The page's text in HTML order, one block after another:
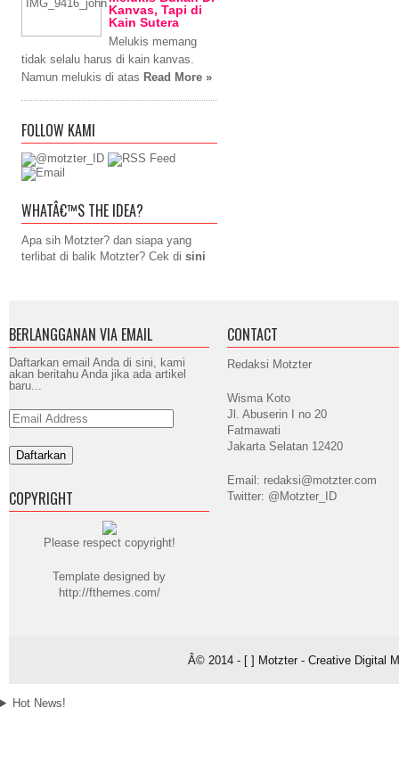
Kanvas, Tapi di
Kain Sutera
Melukis memang
tidak selalu harus di kain kanvas.
Namun melukis di atas Read More »
FOLLOW KAMI
WHATÂ€™S THE IDEA?
Apa sih Motzter? dan siapa yang
terlibat di balik Motzter? Cek di sini
BERLANGGANAN VIA EMAIL
Daftarkan email Anda di sini, kami
akan beritahu Anda jika ada artikel
baru...
Email
Address
COPYRIGHT
Please respect copyright!
Template designed by
http://fthemes.com/
CONTACT
Redaksi Motzter
Wisma Koto
Jl. Abuserin I no 20
Fatmawati
Jakarta Selatan 12420
Email: redaksi@motzter.com
Twitter: @Motzter_ID
Â© 2014 - [ ] Motzter - Creative Digital
Hot News!